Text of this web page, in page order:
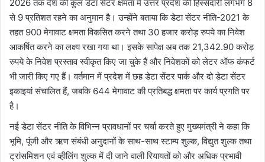
2026 तक देश की कुल डेटा सेंटर क्षमता में उत्तर प्रदेश की हिस्सेदारी लगभग 8
से 9 प्रतिशत रहने का अनुमान है। उन्होंने बताया कि डेटा सेंटर नीति-2021 के
तहत 900 मेगावाट क्षमता विकसित करने तथा 30 हजार करोड़ रुपये का निवेश
आकर्षित करने का लक्ष्य रखा गया था। इसके सापेक्ष अब तक 21,342.90 करोड़
रुपये के निवेश प्रस्ताव स्वीकृत किए जा चुके हैं और निवेशकों को लेटर ऑफ कंफर्ट
भी जारी किए गए हैं। वर्तमान में प्रदेश में छह डेटा सेंटर पार्क और दो डेटा सेंटर
इकाइयां संचालित हैं, जबकि 644 मेगावाट की प्रतिबद्ध क्षमता पर कार्य प्रगति पर
है।
नई डेटा सेंटर नीति के विभिन्न प्रावधानों पर चर्चा करते हुए मुख्यमंत्री ने कहा कि
भूमि, पूंजी और ऋण संबंधी अनुदानों के साथ-साथ स्टाम्प शुल्क, विद्युत शुल्क तथा
ट्रांसमिशन एवं व्हीलिंग शुल्क में दी जाने वाली रियायतों को और अधिक प्रभावी